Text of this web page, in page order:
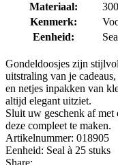
Materiaal:
Kenmerk:
Eenheid:
Gondeldoosjes zijn
uitstraling van je
en netjes inpakken van
altijd elegant uitziet.
Sluit uw geschenk af met
deze compleet te maken.
Artikelnummer: 018905
Eenheid: Seal à 25 stuks